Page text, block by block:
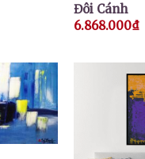
Đôi Cánh
6.868.000₫